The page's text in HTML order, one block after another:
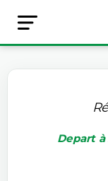
Depart à